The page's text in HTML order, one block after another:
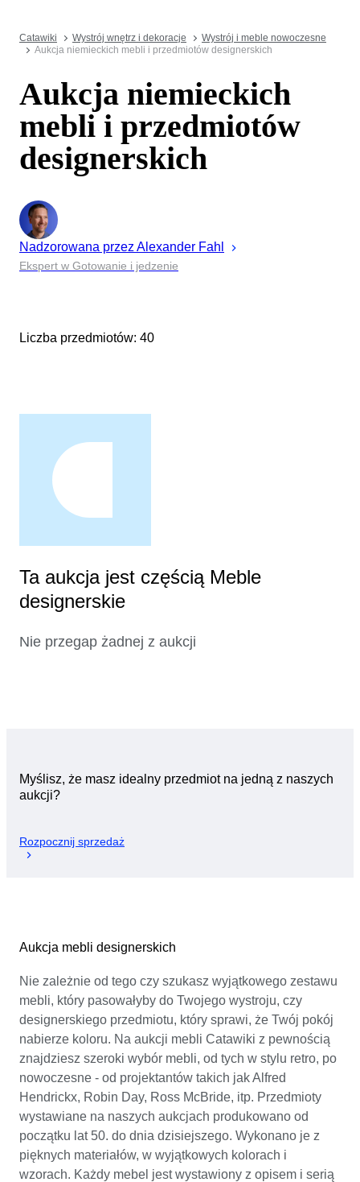
Catawiki Wystrój wnętrz i dekoracje
Wystrój i meble nowoczesne
Aukcja niemieckich mebli i przedmiotów designerskich
Aukcja niemieckich
mebli i przedmiotów
designerskich
Nadzorowana przez Alexander Fahl
Ekspert w Gotowanie i jedzenie
Liczba przedmiotów: 40
Ta aukcja jest częścią Meble
designerskie
Nie przegap żadnej z aukcji
Myślisz, że masz idealny przedmiot na jedną z naszych
aukcji?
Rozpocznij sprzedaż
Aukcja mebli designerskich
Nie zależnie od tego czy szukasz wyjątkowego zestawu
mebli, który pasowałyby do Twojego wystroju, czy
designerskiego przedmiotu, który sprawi, że Twój pokój
nabierze koloru. Na aukcji mebli Catawiki z pewnością
znajdziesz szeroki wybór mebli, od tych w stylu retro, po
nowoczesne - od projektantów takich jak Alfred
Hendrickx, Robin Day, Ross McBride, itp. Przedmioty
wystawiane na naszych aukcjach produkowano od
początku lat 50. do dnia dzisiejszego. Wykonano je z
pięknych materiałów, w wyjątkowych kolorach i
wzorach. Każdy mebel jest wystawiony z opisem i serią